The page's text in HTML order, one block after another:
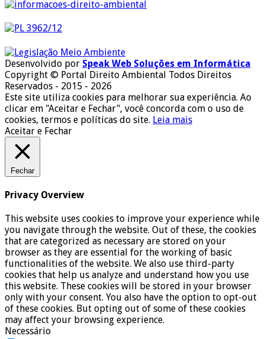
Desenvolvido por Speak Web Soluções em Informática
Copyright © Portal Direito Ambiental Todos Direitos
Reservados - 2015 - 2026
Este site utiliza cookies para melhorar sua experiência. Ao
clicar em "Aceitar e Fechar", você concorda com o uso de
cookies, termos e políticas do site. Leia mais
Aceitar e Fechar
Fechar
Privacy Overview
This website uses cookies to improve your experience while
you navigate through the website. Out of these, the cookies
that are categorized as necessary are stored on your
browser as they are essential for the working of basic
functionalities of the website. We also use third-party
cookies that help us analyze and understand how you use
this website. These cookies will be stored in your browser
only with your consent. You also have the option to opt-out
of these cookies. But opting out of some of these cookies
may affect your browsing experience.
Necessário